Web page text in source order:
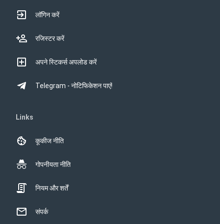
लॉगिन करें
रजिस्टर करें
अपने स्टिकर्स अपलोड करें
Telegram - नोटिफिकेशन पाएं!
Links
कूकीज नीति
गोपनीयता नीति
नियम और शर्तें
संपर्क